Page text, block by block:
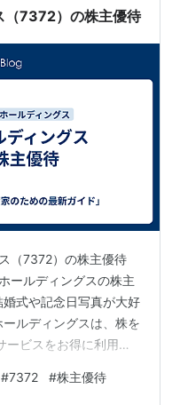
（7372）の株主優待
（7372）の株主優待
ールディングスの株主
式や記念日写真が大好
ルディングスは、株を
ビスをお得に利用で
：100株 優待の種類：
#7372 #株主優待